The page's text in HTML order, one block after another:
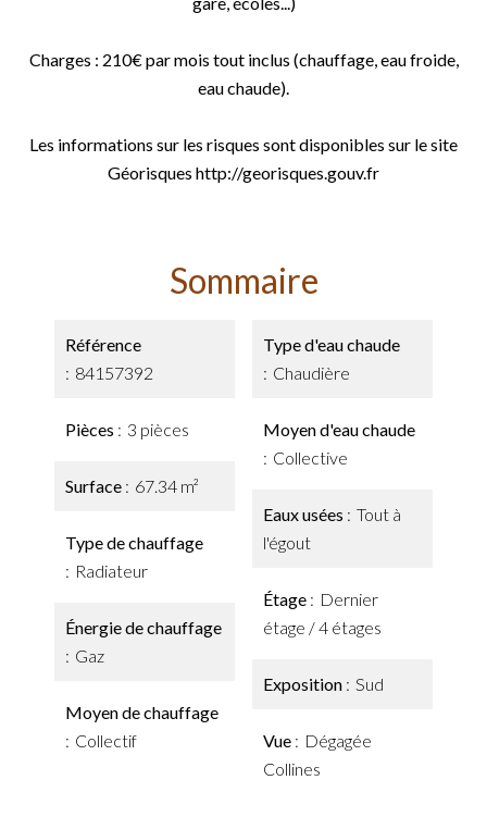
Charges : 210€ par mois tout inclus (chauffage, eau froide,
eau chaude).
Les informations sur les risques sont disponibles sur le site
Géorisques http://georisques.gouv.fr
Sommaire
Référence
84157392
Pièces 3 pièces
Surface 67.34 m²
Type de chauffage
Radiateur
Énergie de chauffage
Gaz
Moyen de chauffage
Collectif
Type d'eau chaude
Chaudière
Moyen d'eau chaude
Collective
Eaux usées
Tout à
l'égout
Étage
Dernier
étage / 4 étages
Exposition Sud
Vue
Dégagée
Collines